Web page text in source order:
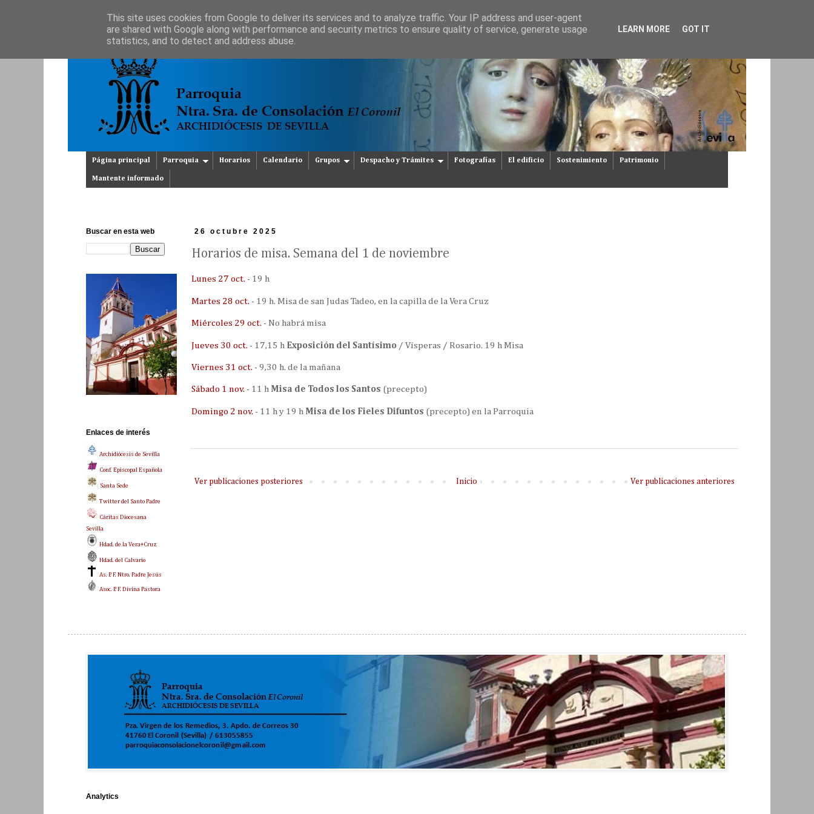
Página principal Parroquia Horarios Calendario Grupos Despacho y Trámites Fotografías El edificio Sostenimiento Patrimonio
Mantente informado
26 octubre 2025
Horarios de misa. Semana del 1 de noviembre
Lunes 27 oct. - 19 h
Martes 28 oct. - 19 h. Misa de san Judas Tadeo, en la capilla de la Vera Cruz
Miércoles 29 oct. - No habrá misa
Jueves 30 oct. - 17,15 h Exposición del Santísimo / Vísperas / Rosario. 19 h Misa
Viernes 31 oct. - 9,30 h. de la mañana
Sábado 1 nov. - 11 h Misa de Todos los Santos (precepto)
Domingo 2 nov. - 11 h y 19 h Misa de los Fieles Difuntos (precepto) en la Parroquia
Ver publicaciones posteriores Ver publicaciones anteriores
Inicio
Buscar en esta web
Enlaces de interés
Archidiócesis de Sevilla
Conf. Episcopal Española
Santa Sede
Twitter del Santo Padre
Cáritas Diocesana
Sevilla
Hdad. de la Vera+Cruz
Hdad. del Calvario
As. P. F. Ntro. Padre Jesús
Asoc. P. F. Divina Pastora
Analytics
This site uses cookies from Google to deliver its services and to analyze traffic. Your IP address and user-agent
are shared with Google along with performance and security metrics to ensure quality of service, generate usage
statistics, and to detect and address abuse.
LEARN MORE GOT IT